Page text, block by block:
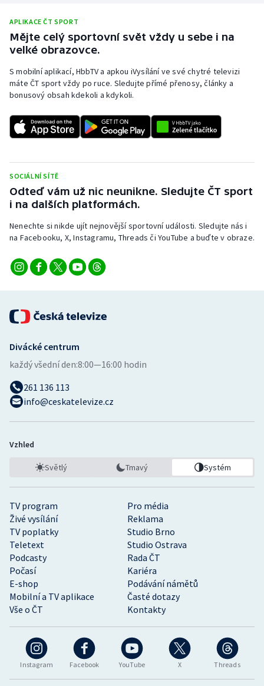
Ragby
Rychlobruslení
Rychlostní kanoistika
Sportovní střelba
Stolní tenis
Triatlon
Veslování
Volejbal
Ostatní
APLIKACE ČT SPORT
Mějte celý sportovní svět vždy u sebe i na
velké obrazovce.
S mobilní aplikací, HbbTV a apkou iVysílání ve své chytré televizi
máte ČT sport vždy po ruce. Sledujte přímé přenosy, články a
bonusový obsah kdekoli a kdykoli.
SOCIÁLNÍ SÍTĚ
Odteď vám už nic neunikne. Sledujte ČT sport
i na dalších platformách.
Nenechte si nikde ujít nejnovější sportovní události. Sledujte nás i
na Facebooku, X, Instagramu, Threads či YouTube a buďte v obraze.
Instagram Facebook YouTube X Threads
TV program
Pro média
Živé vysílání
Reklama
TV poplatky
Studio Brno
Teletext
Studio Ostrava
Podcasty
Rada ČT
Počasí
Kariéra
E-shop
Podávání námětů
Mobilní a TV aplikace
Časté dotazy
Vše o ČT
Kontakty
Divácké centrum
každý všední den:8:00—16:00 hodin
261 136 113
info@ceskatelevize.cz
Vzhled
Světlý Tmavý Systém